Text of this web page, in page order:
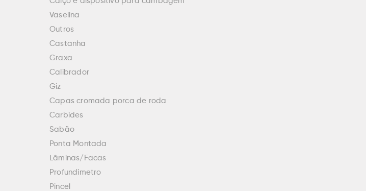
Vaselina
Outros
Castanha
Graxa
Calibrador
Giz
Capas cromada porca de roda
Carbides
Sabão
Ponta Montada
Lâminas/Facas
Profundimetro
Pincel